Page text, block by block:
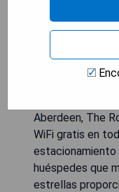
Aberdeen, The
WiFi gratis en
estacionamiento
huéspedes que
estrellas